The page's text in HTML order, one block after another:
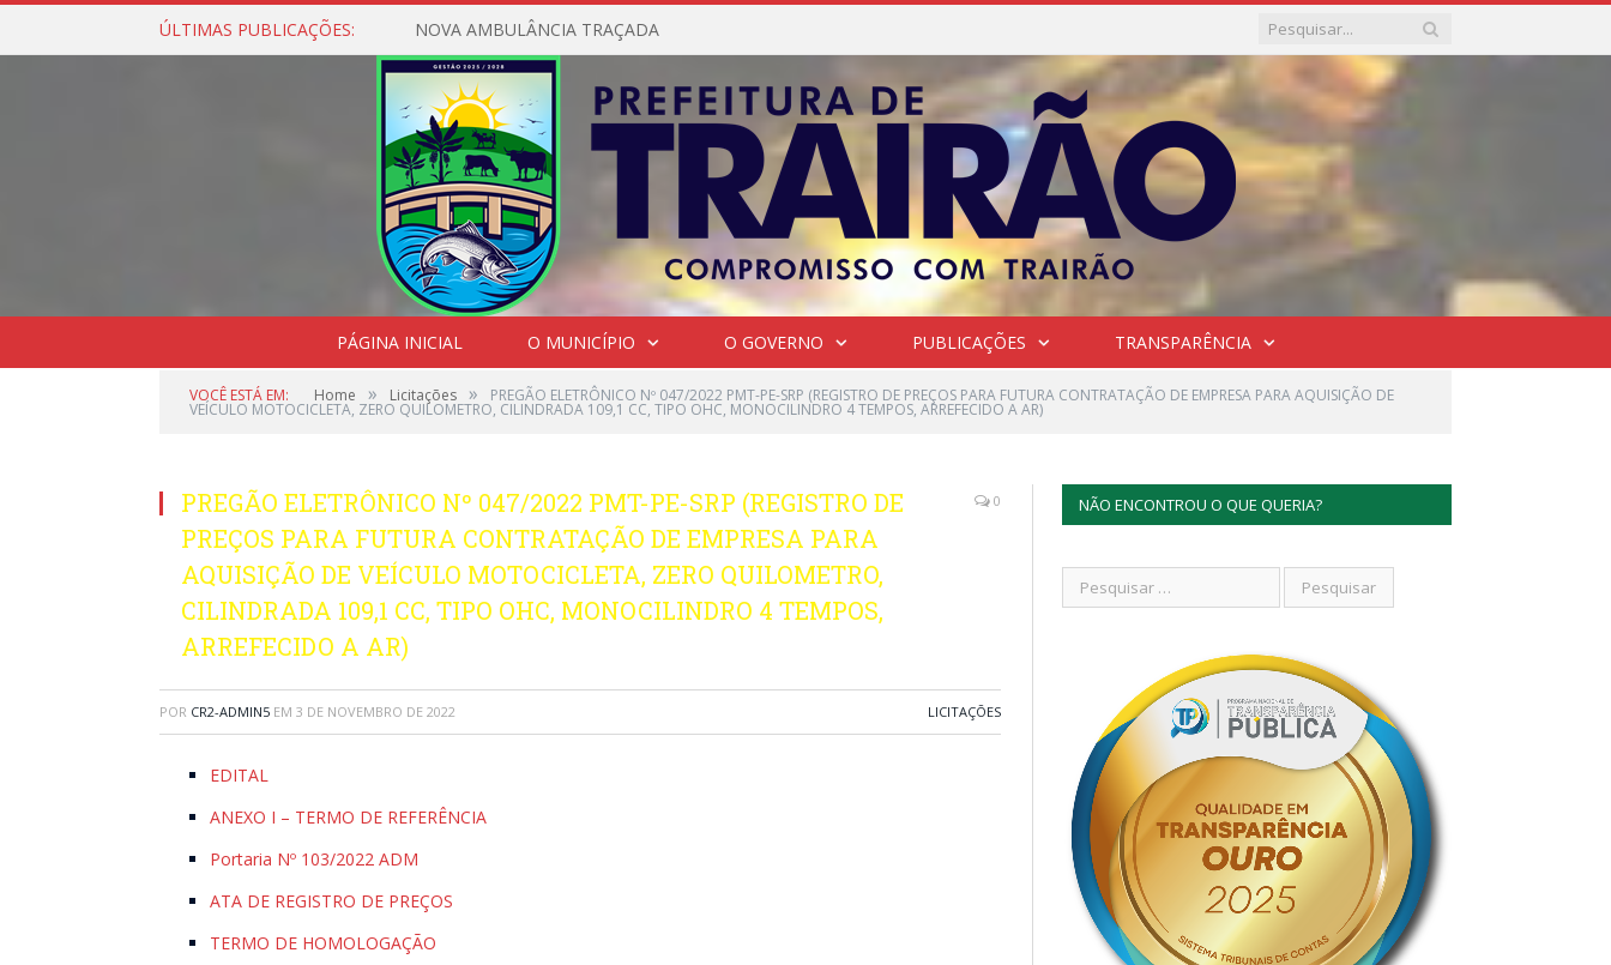
ÚLTIMAS PUBLICAÇÕES: NOVA AMBULÂNCIA TRAÇADA
PÁGINA INICIAL O MUNICÍPIO O GOVERNO PUBLICAÇÕES TRANSPARÊNCIA
VOCÊ ESTÁ EM: Home » Licitações » PREGÃO ELETRÔNICO Nº 047/2022 PMT-PE-SRP (REGISTRO DE PREÇOS PARA FUTURA CONTRATAÇÃO DE EMPRESA PARA AQUISIÇÃO DE
VEÍCULO MOTOCICLETA, ZERO QUILOMETRO, CILINDRADA 109,1 CC, TIPO OHC, MONOCILINDRO 4 TEMPOS, ARREFECIDO A AR)
PREGÃO ELETRÔNICO Nº 047/2022 PMT-PE-SRP (REGISTRO DE
PREÇOS PARA FUTURA CONTRATAÇÃO DE EMPRESA PARA
AQUISIÇÃO DE VEÍCULO MOTOCICLETA, ZERO QUILOMETRO,
CILINDRADA 109,1 CC, TIPO OHC, MONOCILINDRO 4 TEMPOS,
ARREFECIDO A AR)
0
POR CR2-ADMIN5 EM 3 DE NOVEMBRO DE 2022 LICITAÇÕES
EDITAL
ANEXO I – TERMO DE REFERÊNCIA
Portaria Nº 103/2022 ADM
ATA DE REGISTRO DE PREÇOS
TERMO DE HOMOLOGAÇÃO
NÃO ENCONTROU O QUE QUERIA?